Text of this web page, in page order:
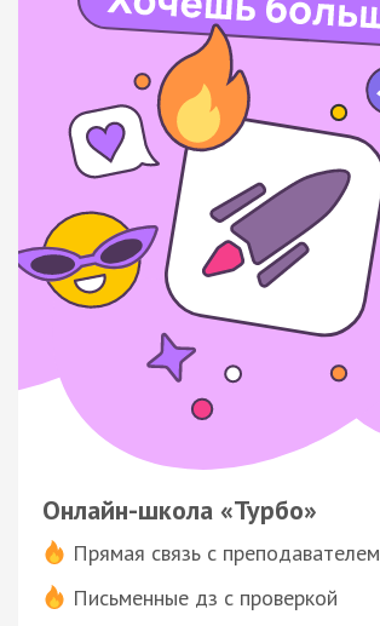
Онлайн-школа «Турбо»
Прямая связь с преподавателем
Письменные дз с проверкой